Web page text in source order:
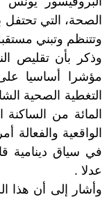
الصحة، التي تحتفل
وتتنظم وتبني
وذكر بأن تقليص
مؤشرا أساسيا
المائة من
الواقعية والفعالة
في سياق دينامية
عدلا .
وأشار إلى أن هذا